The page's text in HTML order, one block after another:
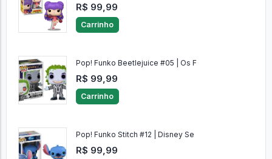
R$ 99,99
Carrinho
Pop! Funko Beetlejuice #05 | Os F
R$ 99,99
Carrinho
Pop! Funko Stitch #12 | Disney Se
R$ 99,99